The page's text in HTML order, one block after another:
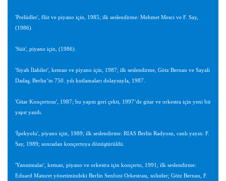
'Prelüdler', flüt ve piyano için, 1985; ilk seslendirme: Mehmet Mesci ve F. Say,
(1986).
'Süit', piyano için, (1986).
'Siyah İlahiler', keman ve piyano için, 1987; ilk seslendirme, Götz Bernau ve Sayali
Dadaş; Berlin’in 750. yılı kutlamaları dolayısıyla, 1987.
'Gitar Konçertosu', 1987; bu yapıtı geri çekti, 1997’de gitar ve orkestra için yeni bir
yapıt yazdı.
'İpekyolu', piyano için, 1989; ilk seslendirme: RIAS Berlin Radyosu, canlı yayın: F.
Say, 1989; sonradan konçertoya dönüştürüldü.
'Yansıtmalar', keman, piyano ve orkestra için konçerto, 1991; ilk seslendirme:
Eduard Maturet yönetimindeki Berlin Senfoni Orkestrası, solistler; Götz Bernau, F.